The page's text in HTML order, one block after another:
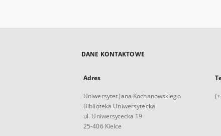
DANE KONTAKTOWE
Adres
Uniwersytet Jana Kochanowskiego
Biblioteka Uniwersytecka
ul. Uniwersytecka 19
25-406 Kielce